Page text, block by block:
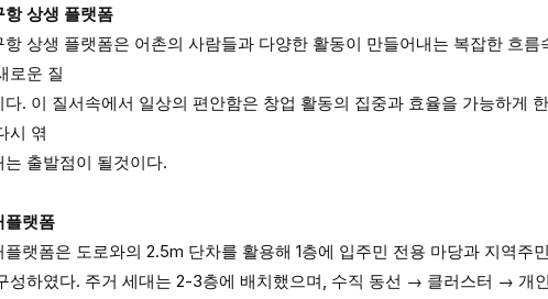
항 상생 플랫폼
항 상생 플랫폼은 어촌의 사람들과 다양한 활동이 만들어내는 복잡한 흐
로운 질
다. 이 질서속에서 일상의 편안함은 창업 활동의 집중과 효율을 가능하게
시 엮
는 출발점이 될것이다.
플랫폼
플랫폼은 도로와의 2.5m 단차를 활용해 1층에 입주민 전용 마당과 지역주
성하였다. 주거 세대는 2-3층에 배치했으며, 수직 동선 → 클러스터 → 개